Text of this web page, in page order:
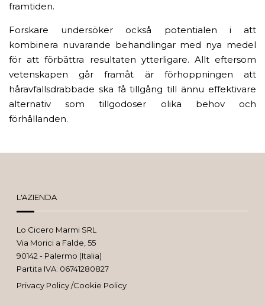
framtiden.
Forskare undersöker också potentialen i att
kombinera nuvarande behandlingar med nya medel
för att förbättra resultaten ytterligare. Allt eftersom
vetenskapen går framåt är förhoppningen att
håravfallsdrabbade ska få tillgång till ännu effektivare
alternativ som tillgodoser olika behov och
förhållanden.
L'AZIENDA
Lo Cicero Marmi SRL
Via Morici a Falde, 55
90142 - Palermo (Italia)
Partita IVA: 06741280827
Privacy Policy/Cookie Policy